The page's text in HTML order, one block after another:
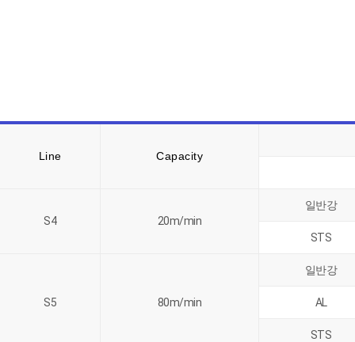
Line Capacity
S4 20m/min
일반강
STS
S5 80m/min
일반강
AL
STS